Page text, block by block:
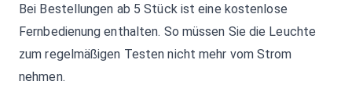
Bei Bestellungen ab 5 Stück ist eine kostenlose
Fernbedienung enthalten. So müssen Sie die Leuchte
zum regelmäßigen Testen nicht mehr vom Strom
nehmen.